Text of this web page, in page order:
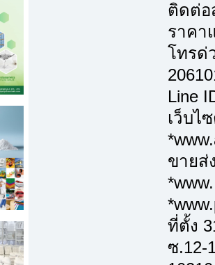
ติดต่อ
ราคา
โทรด่
Line
เว็บไ
ขายส่
ที่ตั้ง
ซ.12-